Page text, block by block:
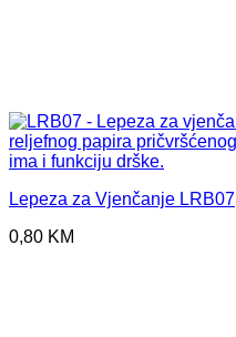
Lepeza za Vjenčanje LRB07
0,80 KM